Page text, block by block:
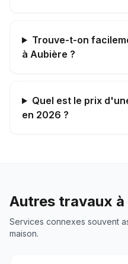
Trouve-t-on
à Aubière ?
Quel est le prix
en 2026 ?
Autres travaux à
Services connexes souvent
maison.